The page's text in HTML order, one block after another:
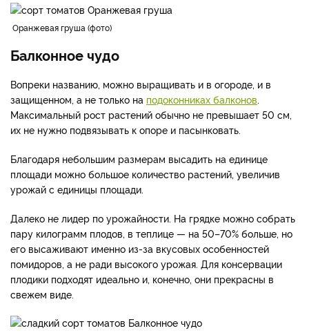
Оранжевая груша (фото)
Балконное чудо
Вопреки названию, можно выращивать и в огороде, и в
защищенном, а не только на подоконниках балконов.
Максимальный рост растений обычно не превышает 50 см,
их не нужно подвязывать к опоре и пасынковать.
Благодаря небольшим размерам высадить на единице
площади можно большое количество растений, увеличив
урожай с единицы площади.
Далеко не лидер по урожайности. На грядке можно собрать
пару килограмм плодов, в теплице — на 50–70% больше, но
его высаживают именно из-за вкусовых особенностей
помидоров, а не ради высокого урожая. Для консервации
плодики подходят идеально и, конечно, они прекрасны в
свежем виде.